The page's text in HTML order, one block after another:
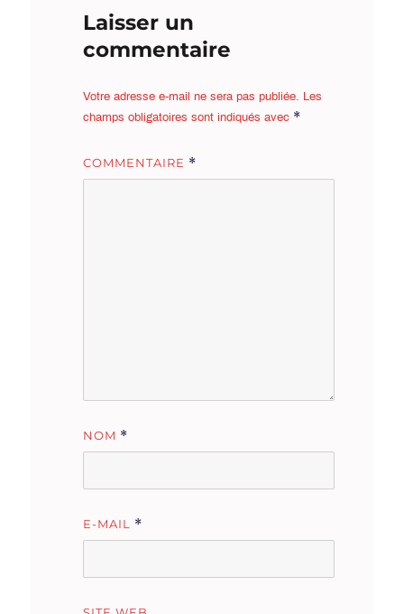
Laisser un
commentaire
Votre adresse e-mail ne sera pas publiée. Les
champs obligatoires sont indiqués avec *
COMMENTAIRE *
NOM *
E-MAIL *